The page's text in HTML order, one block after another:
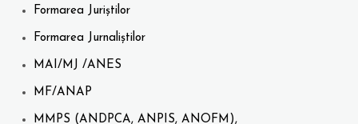
Formarea Juriștilor
Formarea Jurnaliștilor
MAI/MJ /ANES
MF/ANAP
MMPS (ANDPCA, ANPIS, ANOFM),